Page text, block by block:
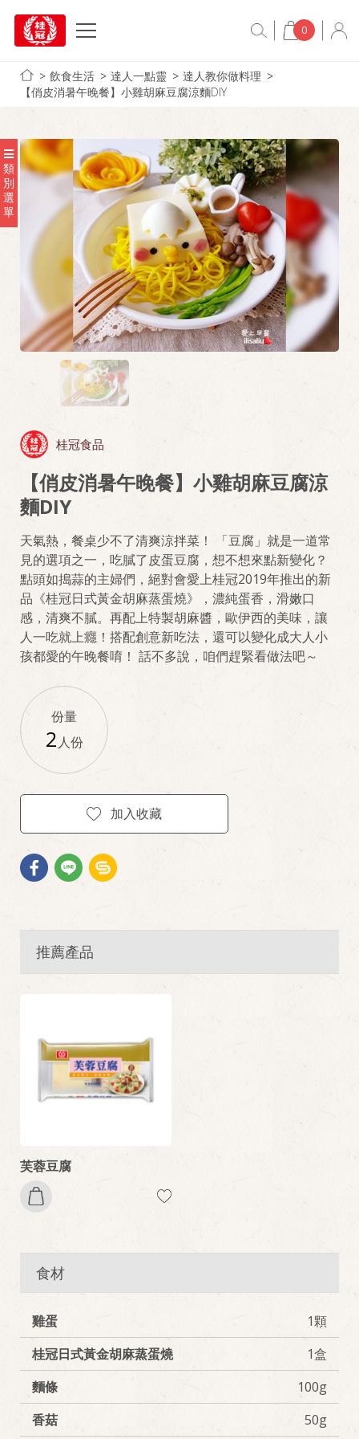
0
飲食生活 達人一點靈
達人教你做料理
【俏皮消暑午晚餐】小雞胡麻豆腐涼麵DIY
類
別
選
單
桂冠食品
【俏皮消暑午晚餐】小雞胡麻豆腐涼
麵DIY
天氣熱，餐桌少不了清爽涼拌菜！ 「豆腐」就是一道常
見的選項之一，吃膩了皮蛋豆腐，想不想來點新變化？
點頭如搗蒜的主婦們，絕對會愛上桂冠2019年推出的新
品《桂冠日式黃金胡麻蒸蛋燒》，濃純蛋香，滑嫩口
感，清爽不膩。再配上特製胡麻醬，歐伊西的美味，讓
人一吃就上癮！搭配創意新吃法，還可以變化成大人小
孩都愛的午晚餐唷！ 話不多說，咱們趕緊看做法吧～
份量
2人份
加入收藏
推薦產品
芙蓉豆腐
食材
雞蛋
1顆
桂冠日式黃金胡麻蒸蛋燒
1盒
麵條
100g
香菇
50g